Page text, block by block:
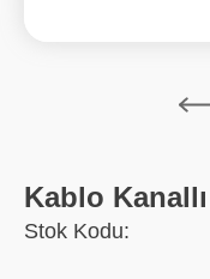
Kablo
Stok Kodu: